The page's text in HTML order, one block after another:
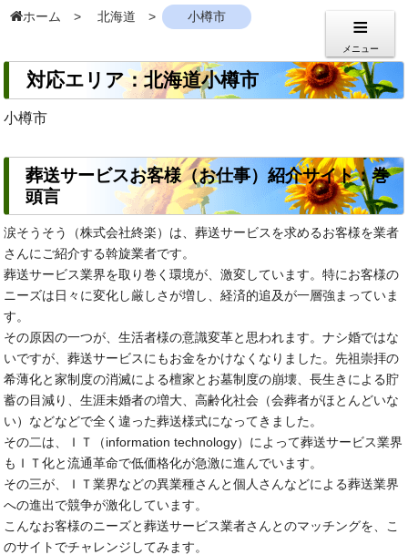
メニュー
ホーム 北海道 小樽市
対応エリア：北海道小樽市
小樽市
葬送サービスお客様（お仕事）紹介サイト：巻
頭言
涙そうそう（株式会社終楽）は、葬送サービスを求めるお客様を業者
さんにご紹介する斡旋業者です。
葬送サービス業界を取り巻く環境が、激変しています。特にお客様の
ニーズは日々に変化し厳しさが増し、経済的追及が一層強まっていま
す。
その原因の一つが、生活者様の意識変革と思われます。ナシ婚ではな
いですが、葬送サービスにもお金をかけなくなりました。先祖崇拝の
希薄化と家制度の消滅による檀家とお墓制度の崩壊、長生きによる貯
蓄の目減り、生涯未婚者の増大、高齢化社会（会葬者がほとんどいな
い）などなどで全く違った葬送様式になってきました。
その二は、ＩＴ（information technology）によって葬送サービス業界
もＩＴ化と流通革命で低価格化が急激に進んでいます。
その三が、ＩＴ業界などの異業種さんと個人さんなどによる葬送業界
への進出で競争が激化しています。
こんなお客様のニーズと葬送サービス業者さんとのマッチングを、こ
のサイトでチャレンジしてみます。